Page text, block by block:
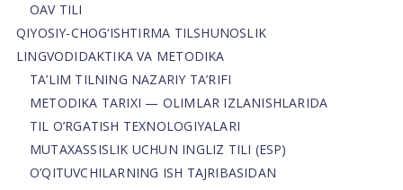
OAV TILI
QIYOSIY-CHOG‘ISHTIRMA TILSHUNOSLIK
LINGVODIDAKTIKA VA METODIKA
TA’LIM TILNING NAZARIY TA’RIFI
METODIKA TARIXI — OLIMLAR IZLANISHLARIDA
TIL O’RGATISH TEXNOLOGIYALARI
MUTAXASSISLIK UCHUN INGLIZ TILI (ESP)
O’QITUVCHILARNING ISH TAJRIBASIDAN